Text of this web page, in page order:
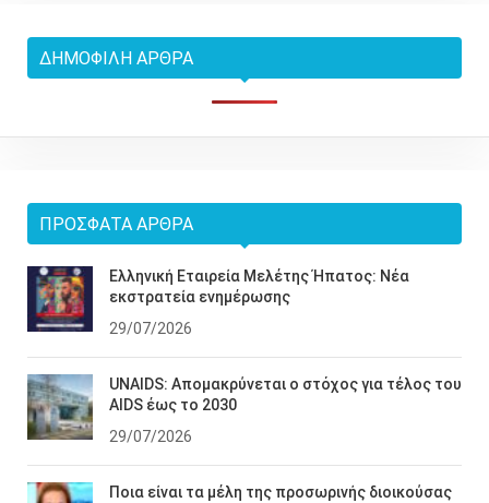
ΔΗΜΟΦΙΛΉ ΆΡΘΡΑ
ΠΡΌΣΦΑΤΑ ΆΡΘΡΑ
Ελληνική Εταιρεία Μελέτης Ήπατος: Νέα
εκστρατεία ενημέρωσης
29/07/2026
UNAIDS: Απομακρύνεται ο στόχος για τέλος του
AIDS έως το 2030
29/07/2026
Ποια είναι τα μέλη της προσωρινής διοικούσας